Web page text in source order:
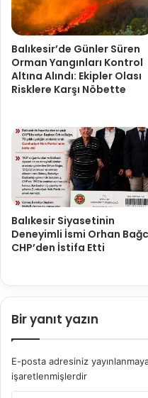
Balıkesir’de Günler Süren
Orman Yangınları Kontrol
Altına Alındı: Ekipler Olası
Risklere Karşı Nöbette
Balıkesir Siyasetinin
Deneyimli İsmi Orhan
CHP’den İstifa Etti
Bir yanıt yazın
E-posta adresiniz
işaretlenmişlerdir